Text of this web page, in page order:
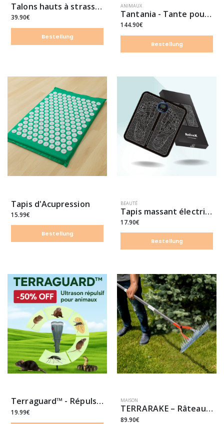
Talons hauts à strass style bohème
39.90€
Bestellung
ANIMAUX
Tantania - Tante pour chien
144.90€
Bestellung
Tapis d'Acupression
15.99€
Bestellung
BEAUTÉ
Tapis massant électrique EMS pour pieds gonflés & douloureux
17.90€
Bestellung
Terraguard™ - Répulseur nuisible
19.99€
MAISON
TERRARAKE – Râteau en acier
89.90€